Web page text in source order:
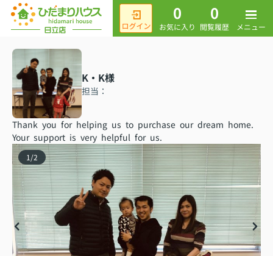
0
お気に入り
0
閲覧履歴 メニュー
K・K様
担当：
Thank you for helping us to purchase our dream home.
Your support is very helpful for us.
1/2